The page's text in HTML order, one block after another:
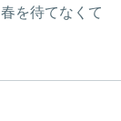
春を待てなくて